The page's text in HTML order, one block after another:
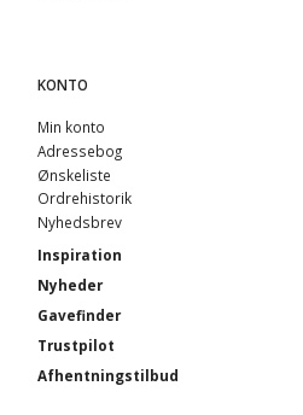
KONTO
Min konto
Adressebog
Ønskeliste
Ordrehistorik
Nyhedsbrev
Inspiration
Nyheder
Gavefinder
Trustpilot
Afhentningstilbud